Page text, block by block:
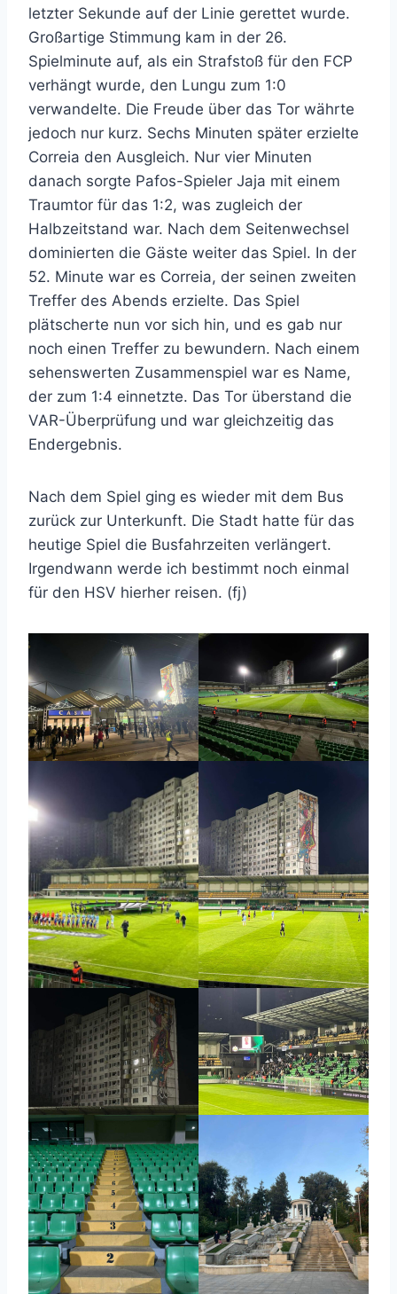
letzter Sekunde auf der Linie gerettet wurde.
Großartige Stimmung kam in der 26.
Spielminute auf, als ein Strafstoß für den FCP
verhängt wurde, den Lungu zum 1:0
verwandelte. Die Freude über das Tor währte
jedoch nur kurz. Sechs Minuten später erzielte
Correia den Ausgleich. Nur vier Minuten
danach sorgte Pafos-Spieler Jaja mit einem
Traumtor für das 1:2, was zugleich der
Halbzeitstand war. Nach dem Seitenwechsel
dominierten die Gäste weiter das Spiel. In der
52. Minute war es Correia, der seinen zweiten
Treffer des Abends erzielte. Das Spiel
plätscherte nun vor sich hin, und es gab nur
noch einen Treffer zu bewundern. Nach einem
sehenswerten Zusammenspiel war es Name,
der zum 1:4 einnetzte. Das Tor überstand die
VAR-Überprüfung und war gleichzeitig das
Endergebnis.
Nach dem Spiel ging es wieder mit dem Bus
zurück zur Unterkunft. Die Stadt hatte für das
heutige Spiel die Busfahrzeiten verlängert.
Irgendwann werde ich bestimmt noch einmal
für den HSV hierher reisen. (fj)